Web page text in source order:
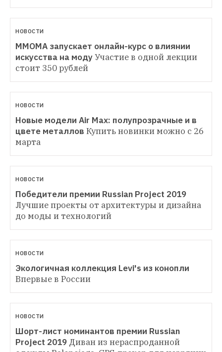
НОВОСТИ
ММОМА запускает онлайн-курс о влиянии
искусства на модуУчастие в одной лекции
стоит 350 рублей
НОВОСТИ
Новые модели Air Max: полупрозрачные и в
цвете металлов Купить новинки можно с 26
марта
НОВОСТИ
Победители премии Russian Project 2019
Лучшие проекты от архитектуры и дизайна
до моды и технологий
НОВОСТИ
Экологичная коллекция Levi's из конопли
Впервые в России
НОВОСТИ
Шорт-лист номинантов премии Russian
Project 2019 Диван из нераспроданной